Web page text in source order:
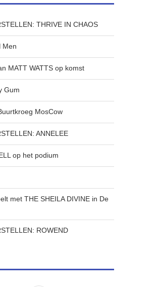
THRIVE IN CHAOS
Men
MATT WATTS op komst
Gum
MosCow
ANNELEE
op het podium
met THE SHEILA DIVINE in De
ROWEND